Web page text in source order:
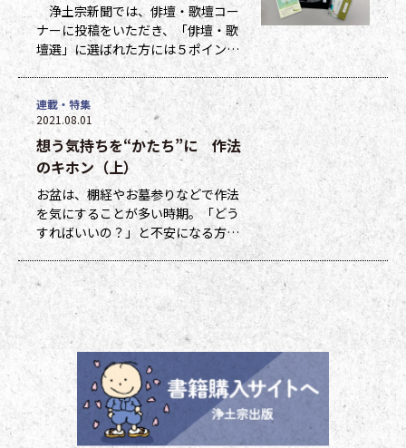
浄土宗新聞では、俳壇・歌壇コー
ナーに投稿をいただき、「俳壇・歌
壇選」に選ばれた方には５ポイン
ト、他掲載になった方には１ポイン
トを贈呈しています。ポイントは貯
まった数に応じて、浄土宗新聞オリ
ジナルグッズなどの景品と交換でき
ます（交換・発送は下記一覧表通知
のタイミングになります）。 ポイ
ント保有者の方には、半年に一度、
ポイント数とともに記念品一覧表を
送付いたし
想う気持ちを“かたち”に 作法
のキホン（上）
お盆は、棚経やお墓参りなどで作法
を気にすることが多い時期。「どう
すればいいの？」と不安になる方も
多いのではないでしょうか。作法ば
かり気にしていては、ご先祖さまや
ご本尊さまとしっかりと向き合えま
せん。今号から２回にわたって紹介
する浄土宗の作法の基本をおさえ、
大切な方と向き合い、よりよい時間
を過ごしましょう。 袈裟のつけ方
お参りや法要の時に、ぜひ身に着け
ていた
連載・特集
2021.08.01